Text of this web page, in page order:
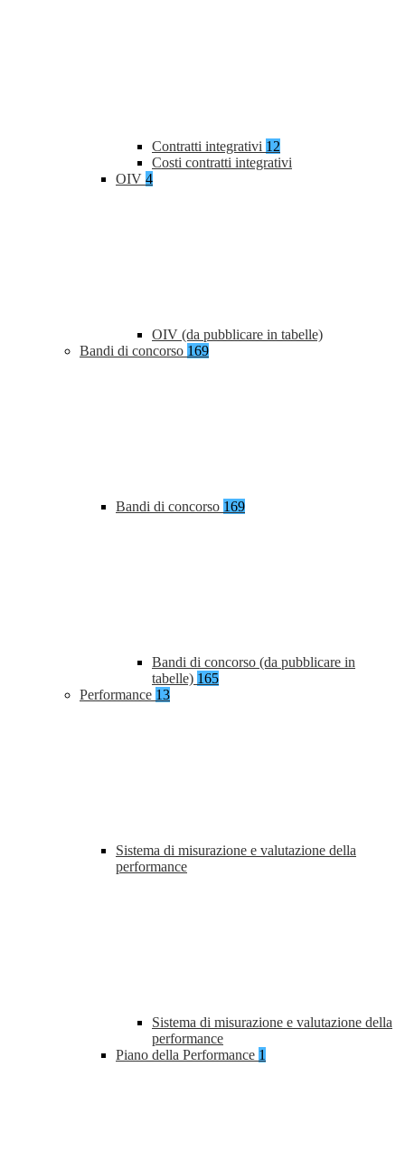
Contratti integrativi 12
Costi contratti integrativi
OIV 4
OIV (da pubblicare in tabelle)
Bandi di concorso 169
Bandi di concorso 169
Bandi di concorso (da pubblicare in
tabelle) 165
Performance 13
Sistema di misurazione e valutazione della
performance
Sistema di misurazione e valutazione della
performance
Piano della Performance 1